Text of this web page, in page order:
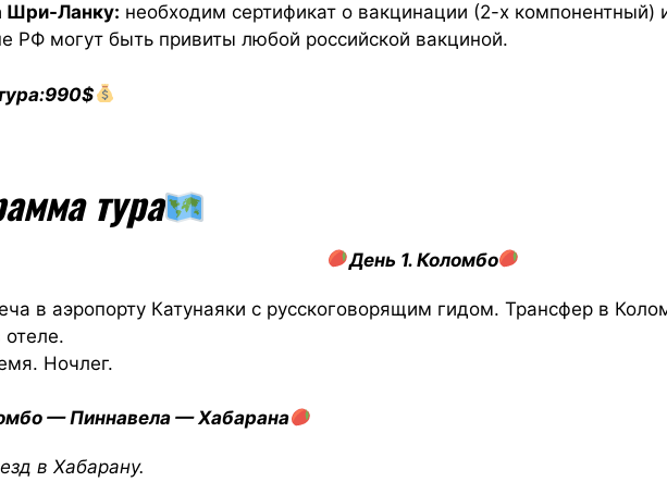
Шри-Ланку: необходим сертификат о вакцинации (2-х компонентный)
РФ могут быть привиты любой российской вакциной.
тура
День 1. Коломбо
в аэропорту Катунаяки с русскоговорящим гидом. Трансфер в
Ночлег.
— Пиннавела — Хабарана
в Хабарану.